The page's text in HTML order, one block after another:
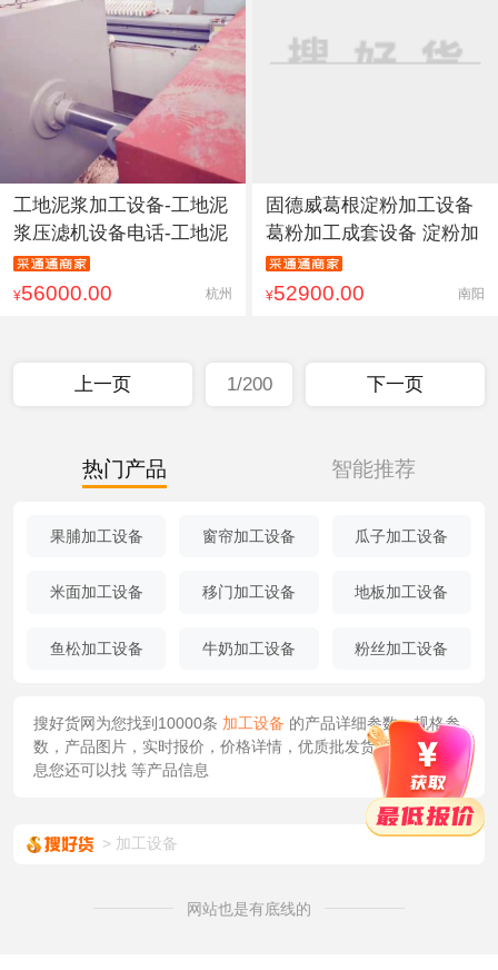
工地泥浆加工设备-工地泥
浆压滤机设备电话-工地泥
¥56000.00 杭州
固德威葛根淀粉加工设备
葛粉加工成套设备 淀粉加
¥52900.00 南阳
上一页 1/200 下一页
热门产品 智能推荐
果脯加工设备 窗帘加工设备 瓜子加工设备
米面加工设备 移门加工设备 地板加工设备
鱼松加工设备 牛奶加工设备 粉丝加工设备
搜好货网为您找到10000条 加工设备 的产品详细参数，规格参
数，产品图片，实时报价，价格详情，优质批发货源/供应等信
息您还可以找 等产品信息
加工设备
网站也是有底线的